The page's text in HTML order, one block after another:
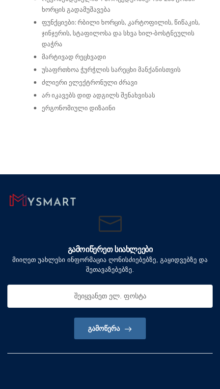
ხორცის გადამუშავება
ფუნქციები: რბილი ხორცის, კარტოფილის, წიწაკის,
ჯინჯერის, სტაფილოსა და სხვა ხილ-ბოსტნეულის
დაჭრა
მარტივად რეცხვადი
უსაფრთხოა ჭურჭლის სარეცხი მანქანისთვის
ძლიერი ელექტრონული ძრავი
არ იკავებს დიდ ადგილს შენახვისას
ერგონომიული დიზაინი
ᲒᲐᲛᲝᲘᲬᲔᲠᲔᲗ ᲡᲘᲐᲮᲚᲔᲔᲑᲘ
მიიღეთ უახლესი ინფორმაცია ღონისძიებებზე, გაყიდვებზე და
შეთავაზებებზე.
ᲒᲐᲛᲝᲬᲔᲠᲐ